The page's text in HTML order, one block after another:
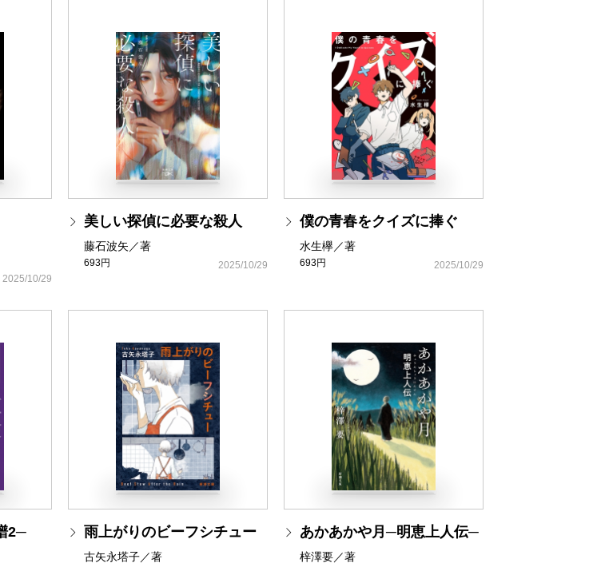
2025/10/29
美しい探偵に必要な殺人
藤石波矢／著
693円 2025/10/29
僕の青春をクイズに捧ぐ
水生欅／著
693円 2025/10/29
2─ 雨上がりのビーフシチュー
古矢永塔子／著
あかあかや月─明恵上人伝─
梓澤要／著